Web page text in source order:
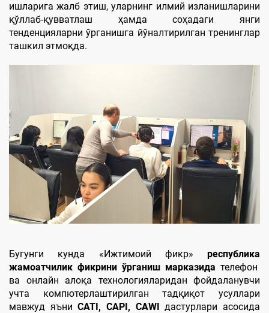
ишларига жалб этиш, уларнинг илмий изланишларини
қўллаб-қувватлаш ҳамда соҳадаги янги
тенденцияларни ўрганишга йўналтирилган тренинглар
ташкил этмоқда.
Бугунги кунда «Ижтимоий фикр» республика
жамоатчилик фикрини ўрганиш марказида телефон
ва онлайн алоқа технологияларидан фойдаланувчи
учта компютерлаштирилган тадқиқот усуллари
мавжуд яъниCATI,CAPI, CAWI дастурлари асосида